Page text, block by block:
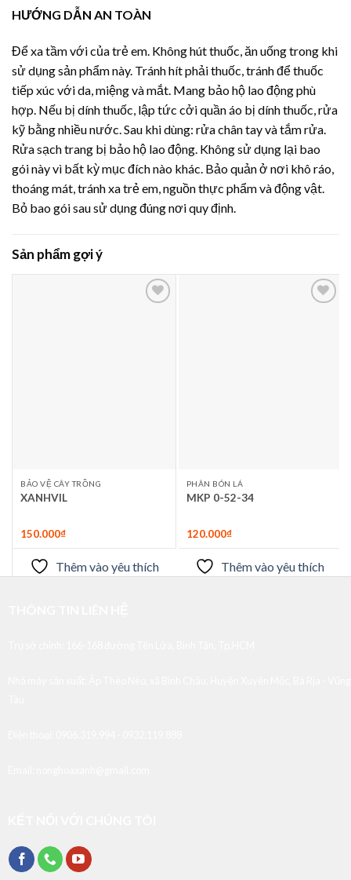
HƯỚNG DẪN AN TOÀN
Để xa tầm với của trẻ em. Không hút thuốc, ăn uống trong khi
sử dụng sản phẩm này. Tránh hít phải thuốc, tránh để thuốc
tiếp xúc với da, miệng và mắt. Mang bảo hộ lao động phù
hợp. Nếu bị dính thuốc, lập tức cởi quần áo bị dính thuốc, rửa
kỹ bằng nhiều nước. Sau khi dùng: rửa chân tay và tắm rửa.
Rửa sạch trang bị bảo hộ lao động. Không sử dụng lại bao
gói này vì bất kỳ mục đích nào khác. Bảo quản ở nơi khô ráo,
thoáng mát, tránh xa trẻ em, nguồn thực phẩm và động vật.
Bỏ bao gói sau sử dụng đúng nơi quy định.
Sản phẩm gợi ý
BẢO VỆ CÂY TRỒNG
XANHVIL
150.000₫
Thêm vào yêu thích
PHÂN BÓN LÁ
MKP 0-52-34
120.000₫
Thêm vào yêu thích